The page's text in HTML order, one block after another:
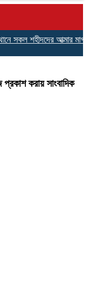
শহীদদের আত্মার
করায় সাংবাদিক